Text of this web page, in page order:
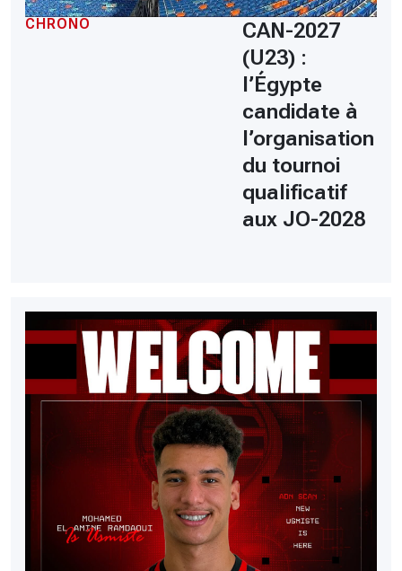
CHRONO
CAN-2027
(U23) :
l’Égypte
candidate à
l’organisation
du tournoi
qualificatif
aux JO-2028